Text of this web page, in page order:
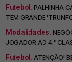
Futebol. PALHINHA
TEM GRANDE
Modalidades.
JOGADOR AO 4.º
Futebol. ATENÇÃO!